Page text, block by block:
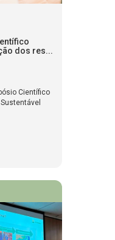
dos res...
Científico